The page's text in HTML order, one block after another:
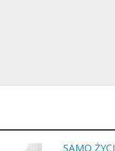
SAMO